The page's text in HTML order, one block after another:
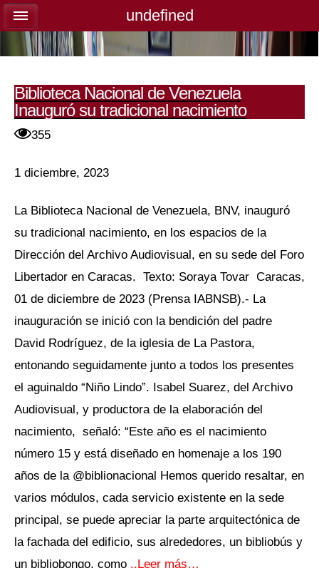
Biblioteca Nacional de Venezuela
Inauguró su tradicional nacimiento
355
1 diciembre, 2023
La Biblioteca Nacional de Venezuela, BNV, inauguró
su tradicional nacimiento, en los espacios de la
Dirección del Archivo Audiovisual, en su sede del Foro
Libertador en Caracas. Texto: Soraya Tovar Caracas,
01 de diciembre de 2023 (Prensa IABNSB).- La
inauguración se inició con la bendición del padre
David Rodríguez, de la iglesia de La Pastora,
entonando seguidamente junto a todos los presentes
el aguinaldo “Niño Lindo”. Isabel Suarez, del Archivo
Audiovisual, y productora de la elaboración del
nacimiento, señaló: “Este año es el nacimiento
número 15 y está diseñado en homenaje a los 190
años de la @biblionacional Hemos querido resaltar, en
varios módulos, cada servicio existente en la sede
principal, se puede apreciar la parte arquitectónica de
la fachada del edificio, sus alrededores, un bibliobús y
un bibliobongo, como ..Leer más…
undefined
undefined